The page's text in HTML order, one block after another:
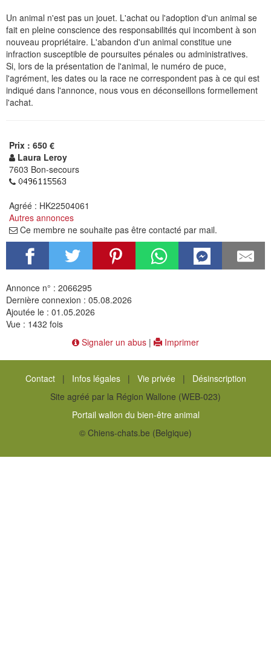
Un animal n'est pas un jouet. L'achat ou l'adoption d'un animal se
fait en pleine conscience des responsabilités qui incombent à son
nouveau propriétaire. L'abandon d'un animal constitue une
infraction susceptible de poursuites pénales ou administratives.
Si, lors de la présentation de l'animal, le numéro de puce,
l'agrément, les dates ou la race ne correspondent pas à ce qui est
indiqué dans l'annonce, nous vous en déconseillons formellement
l'achat.
Prix : 650 €
Laura Leroy
7603 Bon-secours
Agréé : HK22504061
Autres annonces
Ce membre ne souhaite pas être contacté par mail.
Annonce n° : 2066295
Dernière connexion : 05.08.2026
Ajoutée le : 01.05.2026
Vue : 1432 fois
Signaler un abus | Imprimer
Contact| Infos légales| Vie privée| Désinscription
Site agréé par la Région Wallone (WEB-023)
Portail wallon du bien-être animal
© Chiens-chats.be (Belgique)